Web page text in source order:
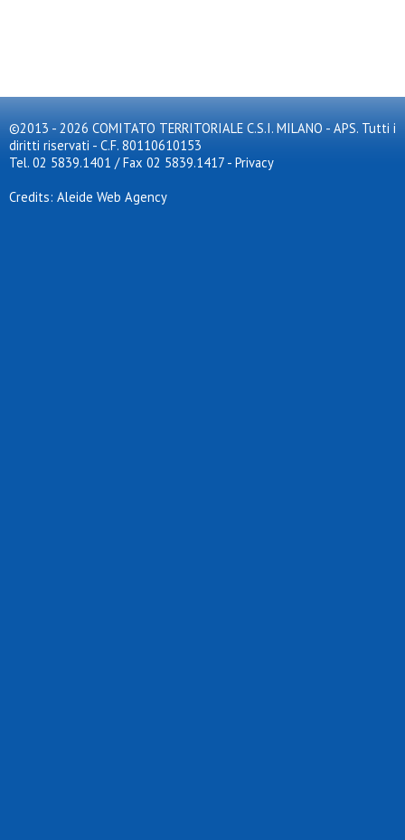
©2013 - 2026 COMITATO TERRITORIALE C.S.I. MILANO - APS. Tutti i
diritti riservati - C.F. 80110610153
Tel. 02 5839.1401 / Fax 02 5839.1417 - Privacy
Credits: Aleide Web Agency